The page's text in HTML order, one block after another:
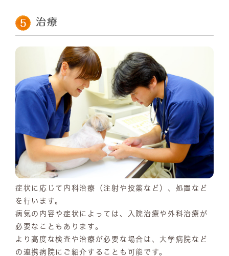
治療
症状に応じて内科治療（注射や投薬など）、処置など
を行います。
病気の内容や症状によっては、入院治療や外科治療が
必要なこともあります。
より高度な検査や治療が必要な場合は、大学病院など
の連携病院にご紹介することも可能です。